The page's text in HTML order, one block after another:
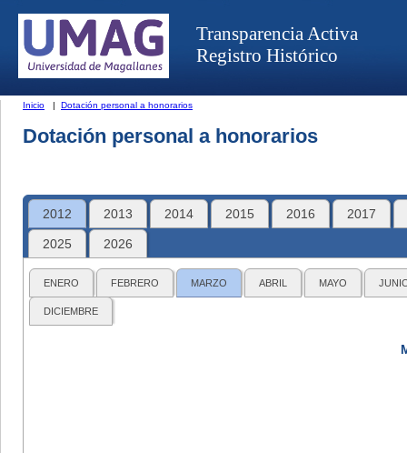
Transparencia Activa
Registro Histórico
Inicio | Dotación personal a honorarios
Dotación personal a honorarios
2012 2013 2014 2015 2016 2017
2025 2026
ENERO FEBRERO MARZO ABRIL MAYO
DICIEMBRE